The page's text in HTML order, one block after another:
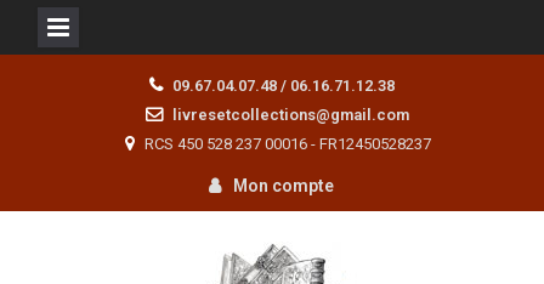
09.67.04.07.48 / 06.16.71.12.38
livresetcollections@gmail.com
RCS 450 528 237 00016 - FR12450528237
Mon compte